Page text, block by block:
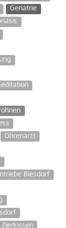
Geriatrie
Ohrenarzt
Biesdorf
Zierkissen